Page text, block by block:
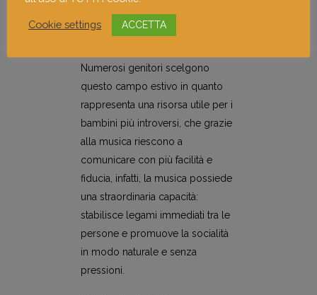
Numerosi genitori scelgono
questo campo estivo in quanto
rappresenta una risorsa utile per i
bambini più introversi, che grazie
alla musica riescono a
comunicare con più facilità e
fiducia, infatti, la musica possiede
una straordinaria capacità:
stabilisce legami immediati tra le
persone e promuove la socialità
in modo naturale e senza
pressioni.
Cookie settings ACCETTA